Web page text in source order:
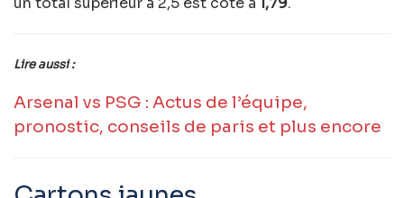
Lire aussi :
Arsenal vs PSG : Actus de l’équipe,
pronostic, conseils de paris et plus encore